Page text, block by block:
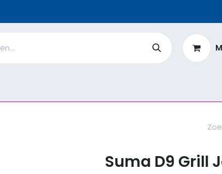
Suma D9 Grill